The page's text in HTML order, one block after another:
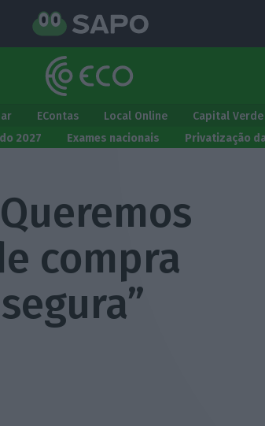
EContas Local Online
Capital Verde
2027 Exames nacionais Privatização da
compra